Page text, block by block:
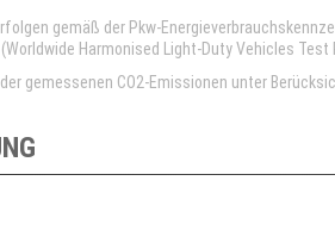
gemäß der Pkw-
Harmonised Light-Duty Vehicles
gemessenen CO2-Emissionen unter